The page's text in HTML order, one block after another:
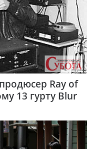
Ray of
13 гурту Blur